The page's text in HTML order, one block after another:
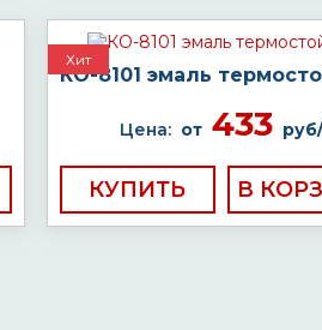
Хит
КО-8101 эмаль
Цена: от 433 руб/
КУПИТЬ